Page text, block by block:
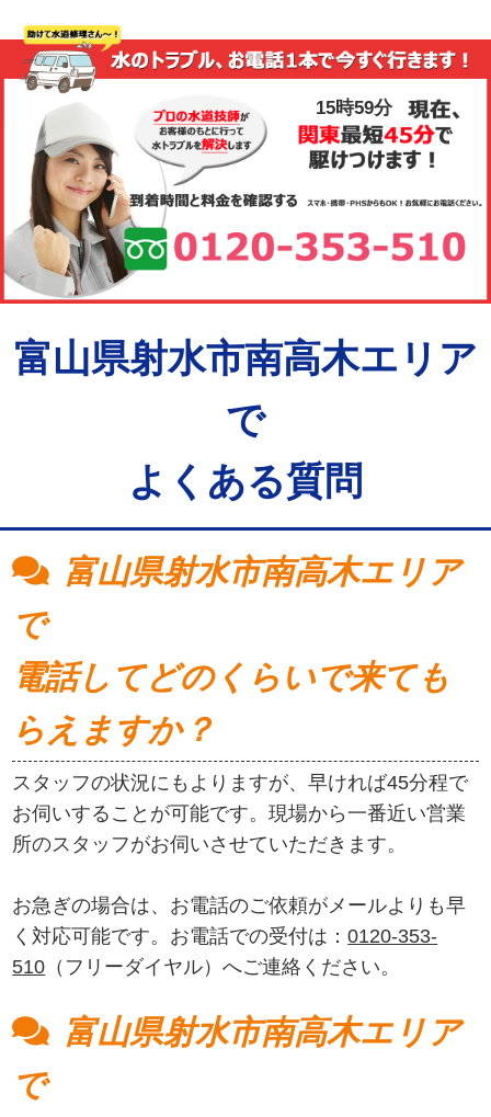
15時59分
富山県射水市南高木エリア
で
よくある質問
富山県射水市南高木エリア
で
電話してどのくらいで来ても
らえますか？
スタッフの状況にもよりますが、早ければ45分程で
お伺いすることが可能です。現場から一番近い営業
所のスタッフがお伺いさせていただきます。
お急ぎの場合は、お電話のご依頼がメールよりも早
く対応可能です。お電話での受付は：0120-353-
510 （フリーダイヤル）へご連絡ください。
富山県射水市南高木エリア
で